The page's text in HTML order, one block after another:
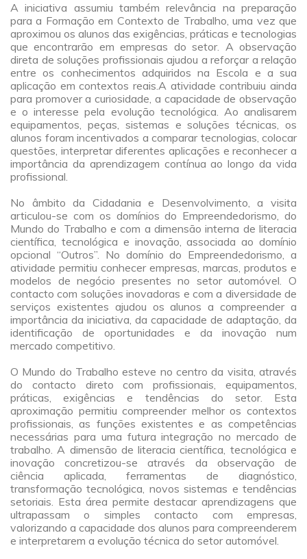
A iniciativa assumiu também relevância na preparação
para a Formação em Contexto de Trabalho, uma vez que
aproximou os alunos das exigências, práticas e tecnologias
que encontrarão em empresas do setor. A observação
direta de soluções profissionais ajudou a reforçar a relação
entre os conhecimentos adquiridos na Escola e a sua
aplicação em contextos reais.A atividade contribuiu ainda
para promover a curiosidade, a capacidade de observação
e o interesse pela evolução tecnológica. Ao analisarem
equipamentos, peças, sistemas e soluções técnicas, os
alunos foram incentivados a comparar tecnologias, colocar
questões, interpretar diferentes aplicações e reconhecer a
importância da aprendizagem contínua ao longo da vida
profissional.
No âmbito da Cidadania e Desenvolvimento, a visita
articulou-se com os domínios do Empreendedorismo, do
Mundo do Trabalho e com a dimensão interna de literacia
científica, tecnológica e inovação, associada ao domínio
opcional “Outros”. No domínio do Empreendedorismo, a
atividade permitiu conhecer empresas, marcas, produtos e
modelos de negócio presentes no setor automóvel. O
contacto com soluções inovadoras e com a diversidade de
serviços existentes ajudou os alunos a compreender a
importância da iniciativa, da capacidade de adaptação, da
identificação de oportunidades e da inovação num
mercado competitivo.
O Mundo do Trabalho esteve no centro da visita, através
do contacto direto com profissionais, equipamentos,
práticas, exigências e tendências do setor. Esta
aproximação permitiu compreender melhor os contextos
profissionais, as funções existentes e as competências
necessárias para uma futura integração no mercado de
trabalho. A dimensão de literacia científica, tecnológica e
inovação concretizou-se através da observação de
ciência aplicada, ferramentas de diagnóstico,
transformação tecnológica, novos sistemas e tendências
setoriais. Esta área permite destacar aprendizagens que
ultrapassam o simples contacto com empresas,
valorizando a capacidade dos alunos para compreenderem
e interpretarem a evolução técnica do setor automóvel.